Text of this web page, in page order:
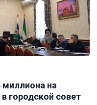
на
городской совет